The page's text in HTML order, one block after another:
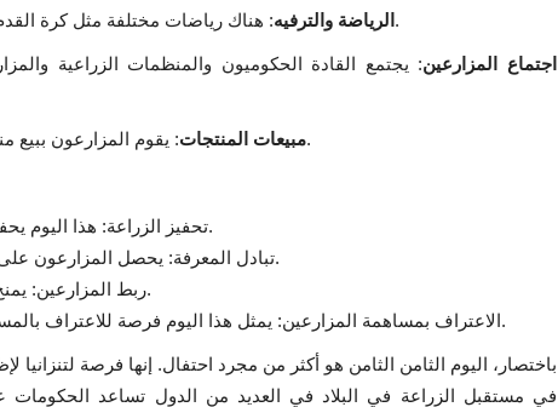
الرياضة والترفيه : هناك رياضات مختلفة مثل كرة القدم والرقصات التقليدية وغيرها من وسائل الترفيه.
اجتماع المزارعين: يجتمع القادة الحكوميون والمنظمات الزراعية
مبيعات المنتجات: يقوم المزارعون ببيع منتجاتهم مباشرة للجمهور، وبالتالي كسب الدخل.
تحفيز الزراعة: هذا اليوم يحفز الشباب على الالتحاق بالقطاع الزراعي.
تبادل المعرفة: يحصل المزارعون على فرصة لتبادل المعرفة والتقنيات الجديدة.
ربط المزارعين: يمنح المزارعين فرصة للالتقاء وتوحيد الجهود.
الاعتراف بمساهمة المزارعين: يمثل هذا اليوم فرصة للاعتراف بالمساهمة الكبيرة للمزارعين في اقتصاد البلاد.
باختصار، اليوم الثامن الثامن هو أكثر من مجرد احتفال. إنها فرصة لتنزانيا
في مستقبل الزراعة في البلاد في العديد من الدول تساعد الحكومات